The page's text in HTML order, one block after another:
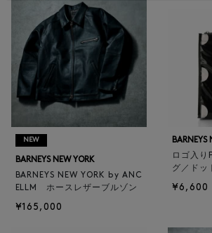
NEW
BARNEYS NEW YORK
BARNEYS NEW YORK by ANC
ELLM ホースレザーブルゾン
¥165,000
BARNEYS
ロゴ入り
グ／ドッ
¥6,600